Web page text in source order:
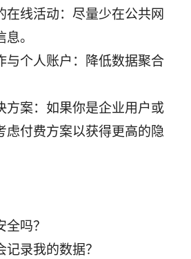
在线活动：尽量少在公共网
。
与个人账户：降低数据聚合
方案：如果你是企业用户或
虑付费方案以获得更高的隐
吗？
录我的数据？